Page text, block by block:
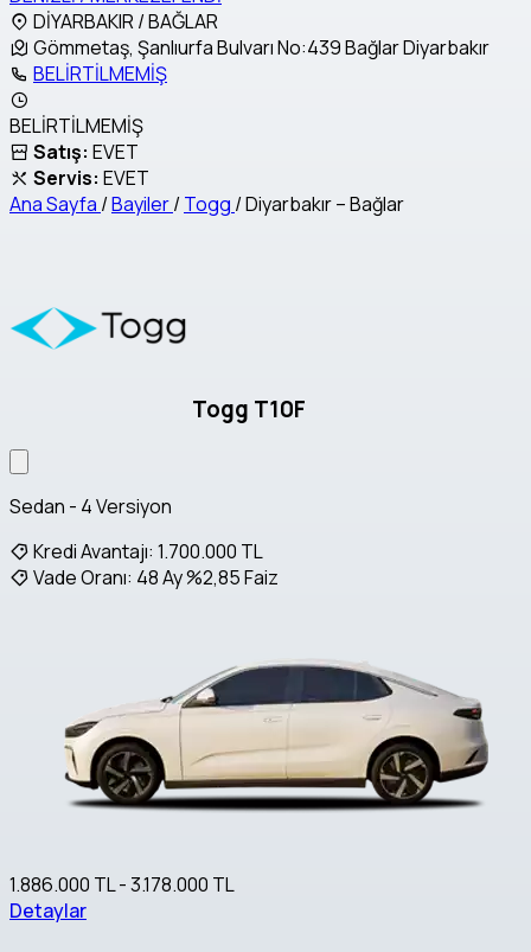
DİYARBAKIR / BAĞLAR
Gömmetaş, Şanlıurfa Bulvarı No:439 Bağlar Diyarbakır
BELİRTİLMEMİŞ
BELİRTİLMEMİŞ
Satış: EVET
Servis: EVET
Ana Sayfa /Bayiler/Togg /Diyarbakır – Bağlar
Togg T10F
Sedan - 4 Versiyon
Kredi Avantajı: 1.700.000 TL
Vade Oranı: 48 Ay %2,85 Faiz
1.886.000 TL - 3.178.000 TL
Detaylar